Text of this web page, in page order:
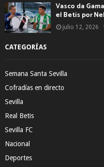
Vasco da
el Betis por
julio 12, 2026
CATEGORÍAS
Semana Santa Sevilla
Cofradías en directo
Sevilla
Real Betis
Sevilla FC
Nacional
Deportes